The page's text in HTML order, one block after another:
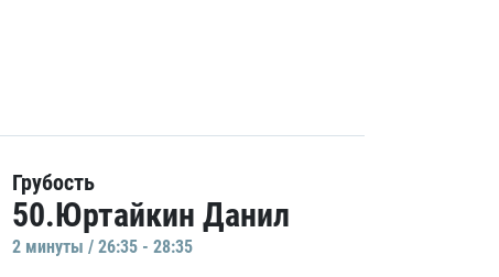
Грубость
50.Юртайкин Данил
2 минуты / 26:35 - 28:35